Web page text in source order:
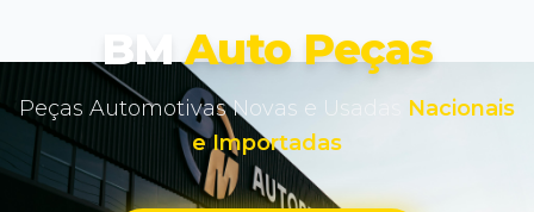
BM Auto Peças
Peças Automotivas Novas e Usadas Nacionais
e Importadas